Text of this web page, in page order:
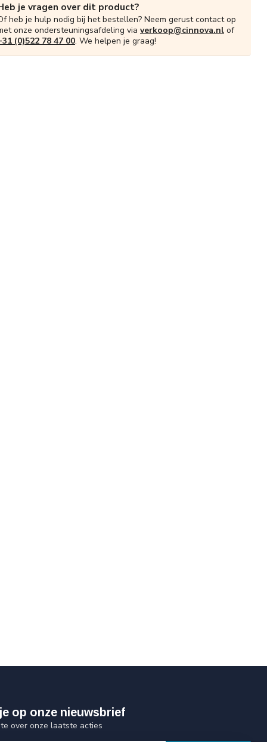
je vragen over dit product?
heb je hulp nodig bij het bestellen? Neem gerust contact op
onze ondersteuningsafdeling via verkoop@cinnova.nl of
(0)522 78 47 00. We helpen je graag!
op onze nieuwsbrief
over onze laatste acties